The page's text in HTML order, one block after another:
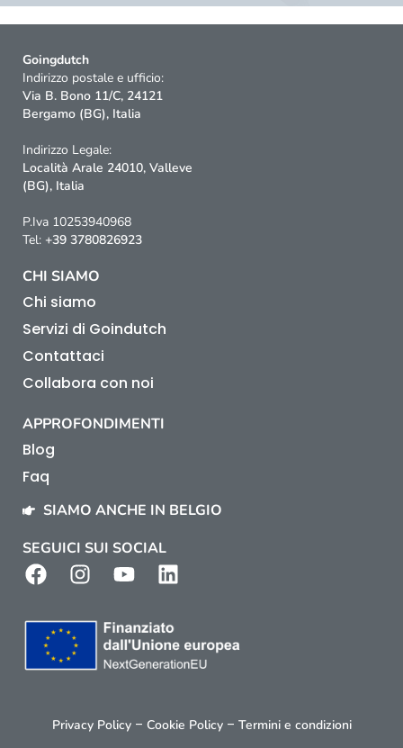
Goingdutch
Indirizzo postale e ufficio:
Via B. Bono 11/C, 24121
Bergamo (BG), Italia
Indirizzo Legale:
Località Arale 24010, Valleve
(BG), Italia
P.Iva 10253940968
Tel: +39 3780826923
CHI SIAMO
Chi siamo
Servizi di Goindutch
Contattaci
Collabora con noi
APPROFONDIMENTI
Blog
Faq
SIAMO ANCHE IN BELGIO
SEGUICI SUI SOCIAL
Privacy Policy– Cookie Policy– Termini e condizioni